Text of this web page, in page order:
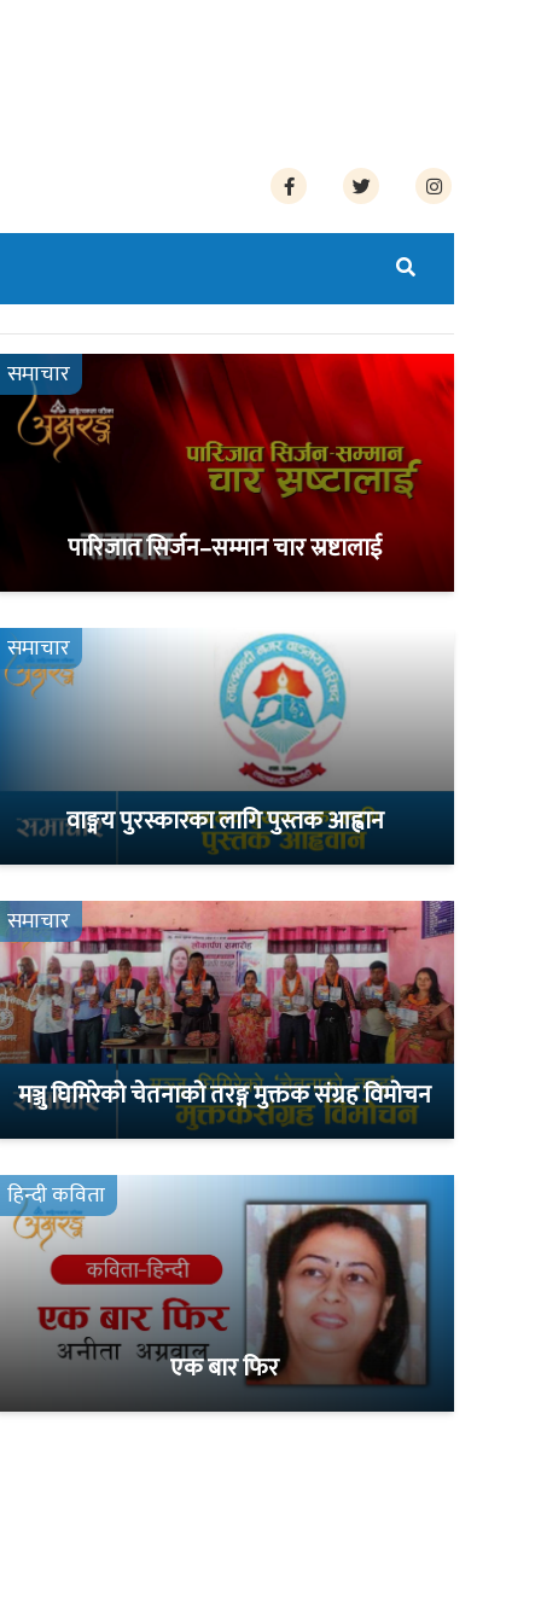
समाचार
पारिजात सिर्जन–सम्मान चार स्रष्टालाई
समाचार
वाङ्मय पुरस्कारका लागि पुस्तक आह्वान
समाचार
मञ्जु घिमिरेको चेतनाको तरङ्ग मुक्तक संग्रह विमोचन
हिन्दी कविता
एक बार फिर